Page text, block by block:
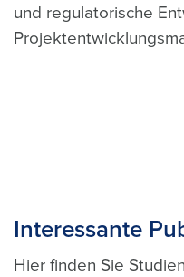
und regulatorische
Interessante
Hier finden Sie